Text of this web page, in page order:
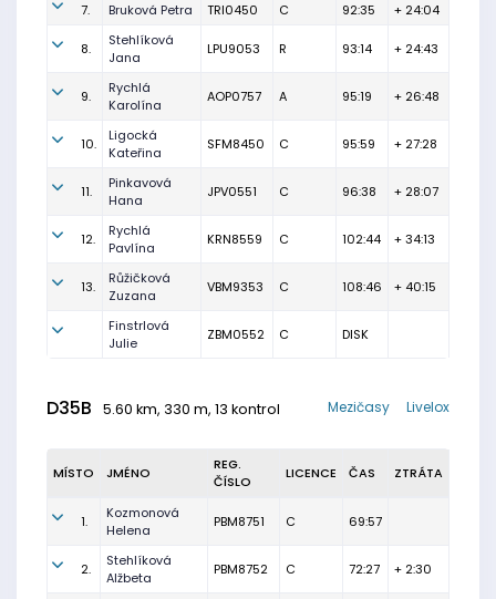
7. Bruková Petra TRI0450 C 92:35 + 24:04
8.
Stehlíková
Jana
LPU9053 R 93:14 + 24:43
9.
Rychlá
Karolína
AOP0757 A 95:19 + 26:48
10.
Ligocká
Kateřina
SFM8450 C 95:59 + 27:28
11.
Pinkavová
Hana
JPV0551 C 96:38 + 28:07
12.
Rychlá
Pavlína
KRN8559 C 102:44 + 34:13
13.
Růžičková
Zuzana
VBM9353 C 108:46 + 40:15
Finstrlová
Julie
ZBM0552 C DISK
D35B 5.60 km, 330 m, 13 kontrol Livelox
Mezičasy
MÍSTO JMÉNO
REG.
ČÍSLO
LICENCE ČAS ZTRÁTA
1.
Kozmonová
Helena
PBM8751 C 69:57
2.
Stehlíková
Alžbeta
PBM8752 C 72:27 + 2:30